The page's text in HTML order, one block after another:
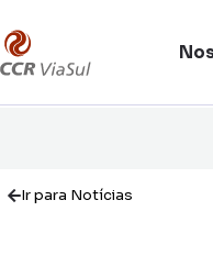
Ir para Notícias